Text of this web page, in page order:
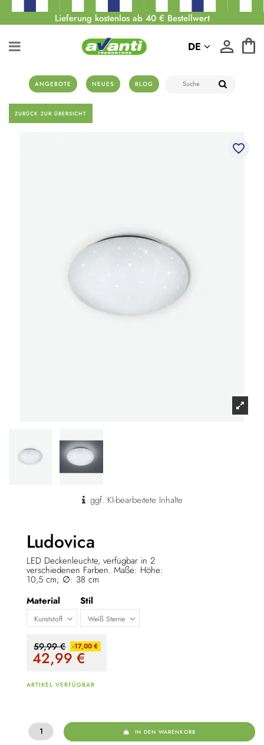
Lieferung kostenlos ab 40 € Bestellwert
ANGEBOTE NEUES BLOG
DE
ZURÜCK ZUR ÜBERSICHT
favorite_border
ggf. KI-bearbeitete Inhalte
Ludovica
LED Deckenleuchte, verfügbar in 2
verschiedenen Farben. Maße: Höhe:
10,5 cm; ∅: 38 cm
Material
Stil
59,99 € -17,00 €
42,99€
ARTIKEL VERFÜGBAR
IN DEN WARENKORB